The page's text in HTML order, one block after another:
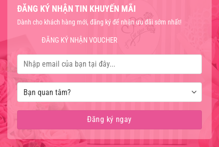
ĐĂNG KÝ NHẬN TIN KHUYẾN MÃI
Dành cho khách hàng mới, đăng ký để nhận ưu đãi sớm nhất!
ĐĂNG KÝ NHẬN VOUCHER